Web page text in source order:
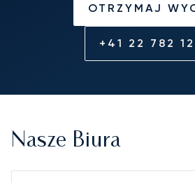
OTRZYMAJ
+41 22 782 12
Nasze Biura